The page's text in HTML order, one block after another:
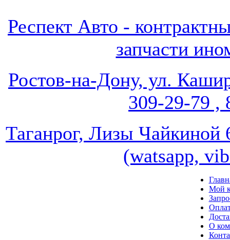
Респект Авто -
запчасти
Ростов-на-Дону, ул.
309-29-79 ,
Таганрог, Лизы
(watsapp,
Мой
О